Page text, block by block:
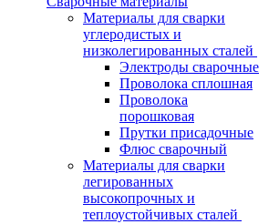
Материалы для сварки
углеродистых и
низколегированных сталей
Электроды сварочные
Проволока сплошная
Проволока
порошковая
Прутки присадочные
Флюс сварочный
Материалы для сварки
легированных
высокопрочных и
теплоустойчивых сталей